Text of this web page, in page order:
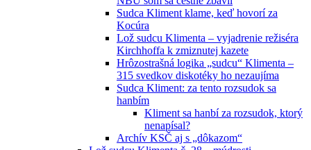
Sudca Kliment klame, keď hovorí za
Kocúra
Lož sudcu Klimenta – vyjadrenie režiséra
Kirchhoffa k zmiznutej kazete
Hrôzostrašná logika „sudcu“ Klimenta –
315 svedkov diskotéky ho nezaujíma
Sudca Kliment: za tento rozsudok sa
hanbím
Kliment sa hanbí za rozsudok, ktorý
nenapísal?
Archív KSČ aj s „dôkazom“